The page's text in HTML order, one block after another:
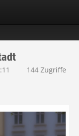
144 Zugriffe